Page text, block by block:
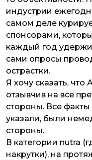
индустрии
самом деле
спонсорами,
каждый год
сами опросы
острастки.
Я хочу сказать,
отзывчив на все
стороны. Все
указали, были
стороны.
В категории nutra
накрутки), на